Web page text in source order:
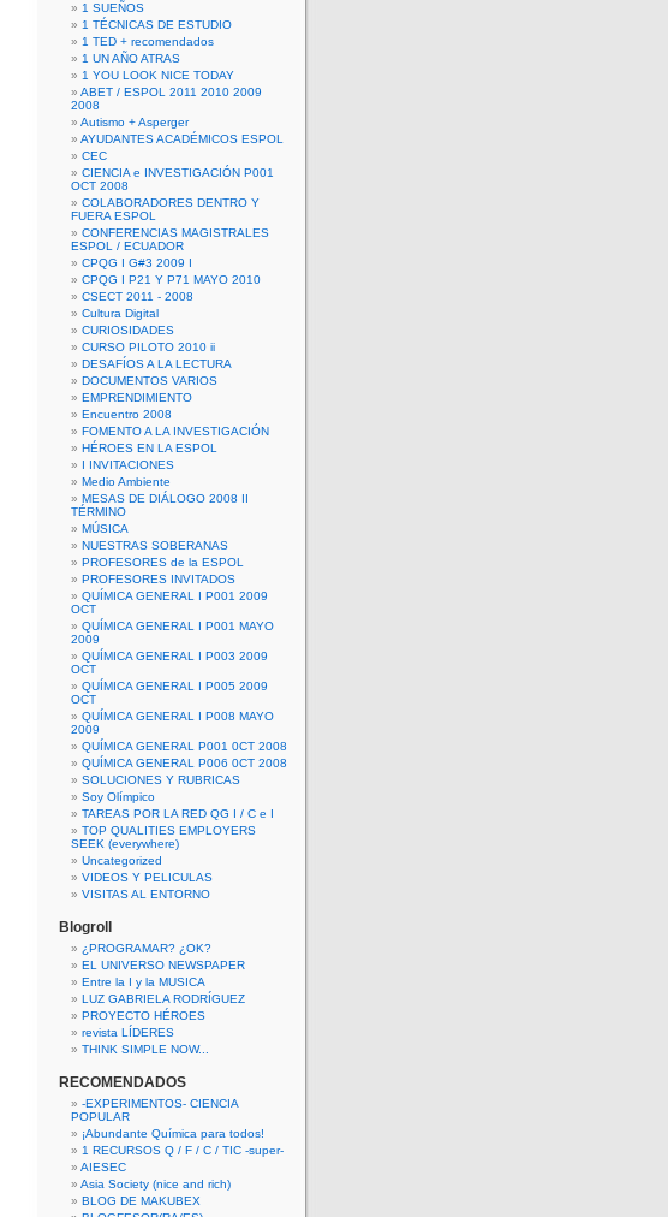
1 SUEÑOS
1 TÉCNICAS DE ESTUDIO
1 TED + recomendados
1 UN AÑO ATRAS
1 YOU LOOK NICE TODAY
ABET / ESPOL 2011 2010 2009
2008
Autismo + Asperger
AYUDANTES ACADÉMICOS ESPOL
CEC
CIENCIA e INVESTIGACIÓN P001
OCT 2008
COLABORADORES DENTRO Y
FUERA ESPOL
CONFERENCIAS MAGISTRALES
ESPOL / ECUADOR
CPQG I G#3 2009 I
CPQG I P21 Y P71 MAYO 2010
CSECT 2011 - 2008
Cultura Digital
CURIOSIDADES
CURSO PILOTO 2010 ii
DESAFÍOS A LA LECTURA
DOCUMENTOS VARIOS
EMPRENDIMIENTO
Encuentro 2008
FOMENTO A LA INVESTIGACIÓN
HÉROES EN LA ESPOL
I INVITACIONES
Medio Ambiente
MESAS DE DIÁLOGO 2008 II
TÉRMINO
MÚSICA
NUESTRAS SOBERANAS
PROFESORES de la ESPOL
PROFESORES INVITADOS
QUÍMICA GENERAL I P001 2009
OCT
QUÍMICA GENERAL I P001 MAYO
2009
QUÍMICA GENERAL I P003 2009
OCT
QUÍMICA GENERAL I P005 2009
OCT
QUÍMICA GENERAL I P008 MAYO
2009
QUÍMICA GENERAL P001 0CT 2008
QUÍMICA GENERAL P006 0CT 2008
SOLUCIONES Y RUBRICAS
Soy Olímpico
TAREAS POR LA RED QG I / C e I
TOP QUALITIES EMPLOYERS
SEEK (everywhere)
Uncategorized
VIDEOS Y PELICULAS
VISITAS AL ENTORNO
Blogroll
¿PROGRAMAR? ¿OK?
EL UNIVERSO NEWSPAPER
Entre la I y la MUSICA
LUZ GABRIELA RODRÍGUEZ
PROYECTO HÉROES
revista LÍDERES
THINK SIMPLE NOW...
RECOMENDADOS
-EXPERIMENTOS- CIENCIA
POPULAR
¡Abundante Química para todos!
1 RECURSOS Q / F / C / TIC -super-
AIESEC
Asia Society (nice and rich)
BLOG DE MAKUBEX